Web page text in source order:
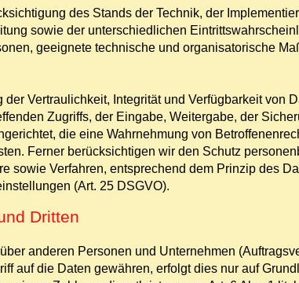
des Stands der Technik, der
sowie der unterschiedlichen
geeignete technische und organisatorische
Vertraulichkeit, Integrität und Verfügbarkeit von
Zugriffs, der Eingabe, Weitergabe, der
die eine Wahrnehmung von
Ferner berücksichtigen wir den Schutz
sowie Verfahren, entsprechend dem Prinzip des
(Art. 25 DSGVO).
Dritten
anderen Personen und Unternehmen
auf die Daten gewähren, erfolgt dies nur auf